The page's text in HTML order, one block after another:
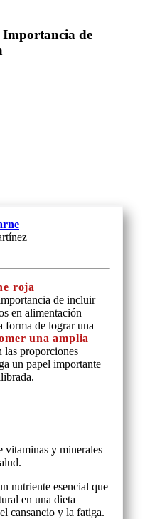
Importancia de
roja
de incluir
en alimentación
forma de lograr una
una amplia
las proporciones
un papel importante
vitaminas y minerales
nutriente esencial que
en una dieta
cansancio y la fatiga.